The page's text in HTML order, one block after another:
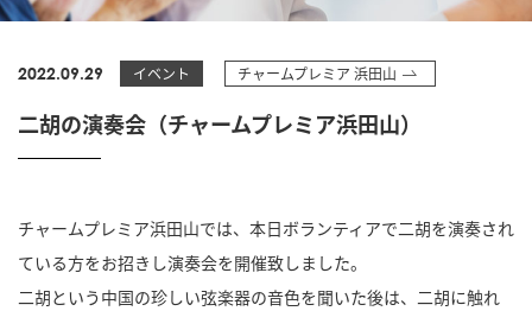
2022.09.29 イベント チャームプレミア 浜田山
二胡の演奏会（チャームプレミア浜田山）
チャームプレミア浜田山では、本日ボランティアで二胡を演奏され
ている方をお招きし演奏会を開催致しました。
二胡という中国の珍しい弦楽器の音色を聞いた後は、二胡に触れ